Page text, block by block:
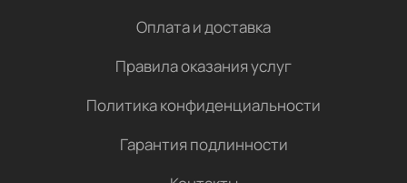
Оплата и доставка
Правила оказания услуг
Политика конфиденциальности
Гарантия подлинности